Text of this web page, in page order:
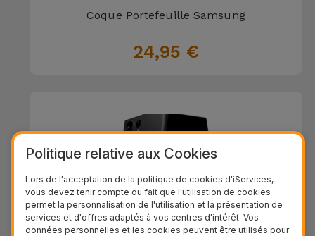
Coque Portefeuille Samsung
24,95 €
Politique relative aux Cookies
Lors de l'acceptation de la politique de cookies d'iServices,
vous devez tenir compte du fait que l'utilisation de cookies
permet la personnalisation de l'utilisation et la présentation de
services et d'offres adaptés à vos centres d'intérêt. Vos
données personnelles et les cookies peuvent être utilisés pour